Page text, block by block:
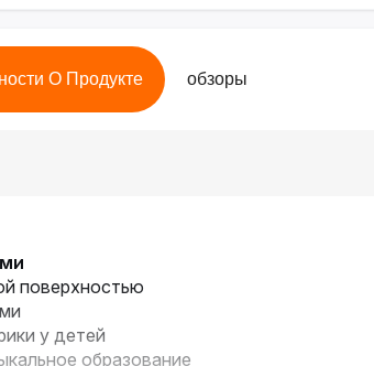
О Продукте обзоры
поверхностью
у детей
образование